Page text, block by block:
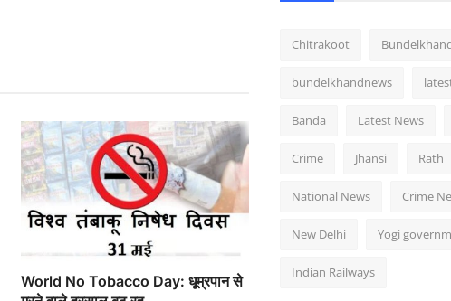
World No Tobacco Day: धूम्रपान से
Chitrakoot
bundelkhandnews
Banda Latest News
Crime Jhansi Rath
National News Crime
New Delhi Yogi
Indian Railways